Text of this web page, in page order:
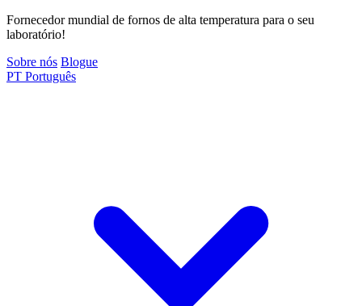
Fornecedor mundial de fornos de alta temperatura para o seu
laboratório!
Sobre nós Blogue
PT Português